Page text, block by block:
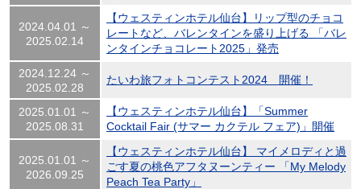
2024.04.01 ～
2025.02.14
【ウェスティンホテル仙台】リップ型のチョコ
レートなど、バレンタインを盛り上げる 「バレ
ンタインチョコレート2025」発売
2024.12.24 ～
2025.02.28
たいわ旅フォトコンテスト2024 開催！
2025.01.01 ～
2025.08.31
【ウェスティンホテル仙台】「Summer
Cocktail Fair (サマー カクテル フェア)」開催
2025.01.01 ～
2026.09.25
【ウェスティンホテル仙台】 マイメロディと過
ごす夏の桃色アフタヌーンティー 「My Melody
Peach Tea Party」